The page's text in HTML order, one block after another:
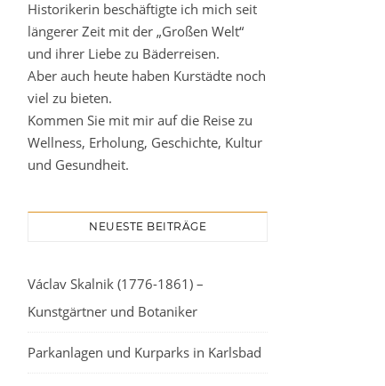
Historikerin beschäftigte ich mich seit
längerer Zeit mit der „Großen Welt“
und ihrer Liebe zu Bäderreisen.
Aber auch heute haben Kurstädte noch
viel zu bieten.
Kommen Sie mit mir auf die Reise zu
Wellness, Erholung, Geschichte, Kultur
und Gesundheit.
NEUESTE BEITRÄGE
Václav Skalnik (1776-1861) –
Kunstgärtner und Botaniker
Parkanlagen und Kurparks in Karlsbad